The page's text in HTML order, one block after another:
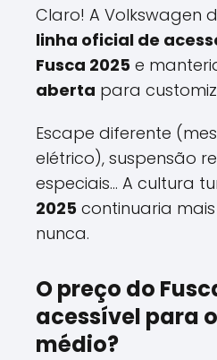
Claro! A Volkswagen
linha oficial de
Fusca 2025 e
aberta para
Escape diferente
elétrico), suspensão
especiais... A cultura
2025 continuaria
nunca.
O preço do
acessível para
médio?